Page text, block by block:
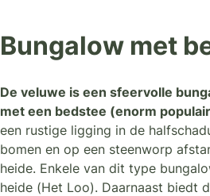
Bungalow met
De veluwe is een sfeervolle
met een bedstee (enorm
een rustige ligging in de
bomen en op een steenworp
heide. Enkele van dit type
heide (Het Loo). Daarnaast biedt